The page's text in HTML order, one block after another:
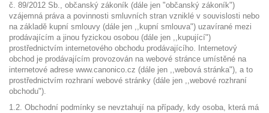
č. 89/2012 Sb., občanský zákoník (dále jen "občanský zákoník")
vzájemná práva a povinnosti smluvních stran vzniklé v souvislosti nebo
na základě kupní smlouvy (dále jen ,,kupní smlouva") uzavírané mezi
prodávajícím a jinou fyzickou osobou (dále jen ,,kupující")
prostřednictvím internetového obchodu prodávajícího. Internetový
obchod je prodávajícím provozován na webové stránce umístěné na
internetové adrese www.canonico.cz (dále jen ,,webová stránka"), a to
prostřednictvím rozhraní webové stránky (dále jen ,,webové rozhraní
obchodu").
1.2. Obchodní podmínky se nevztahují na případy, kdy osoba, která má